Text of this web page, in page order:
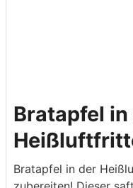
Bratapfel in
Bratapfel in der